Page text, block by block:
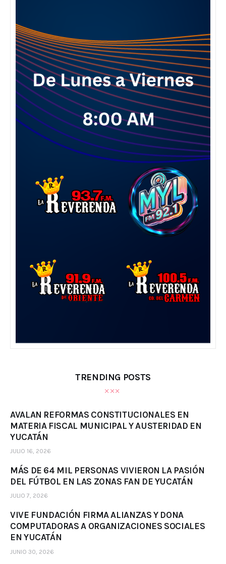
TRENDING POSTS
AVALAN REFORMAS CONSTITUCIONALES EN
MATERIA FISCAL MUNICIPAL Y AUSTERIDAD EN
YUCATÁN
JULIO 16, 2026
MÁS DE 64 MIL PERSONAS VIVIERON LA PASIÓN
DEL FÚTBOL EN LAS ZONAS FAN DE YUCATÁN
JULIO 7, 2026
VIVE FUNDACIÓN FIRMA ALIANZAS Y DONA
COMPUTADORAS A ORGANIZACIONES SOCIALES
EN YUCATÁN
JUNIO 30, 2026